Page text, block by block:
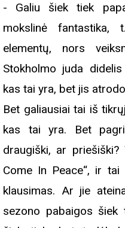
- Galiu šiek tiek
mokslinė
elementų, nors
Stokholmo juda
kas tai yra, bet jis
Bet galiausiai tai iš
kas tai yra. Bet
draugiški, ar priešiški?
Come In Peace“, ir
klausimas. Ar jie
sezono pabaigos